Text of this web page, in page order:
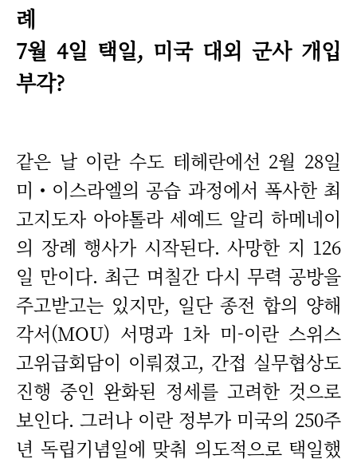
례
7월 4일 택일, 미국 대외 군사 개입
부각?
같은 날 이란 수도 테헤란에선 2월 28일
미‧이스라엘의 공습 과정에서 폭사한 최
고지도자 아야톨라 세예드 알리 하메네이
의 장례 행사가 시작된다. 사망한 지 126
일 만이다. 최근 며칠간 다시 무력 공방을
주고받고는 있지만, 일단 종전 합의 양해
각서(MOU) 서명과 1차 미-이란 스위스
고위급회담이 이뤄졌고, 간접 실무협상도
진행 중인 완화된 정세를 고려한 것으로
보인다. 그러나 이란 정부가 미국의 250주
년 독립기념일에 맞춰 의도적으로 택일했